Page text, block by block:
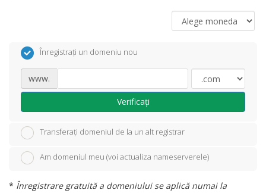
Înregistrați un domeniu nou
www.
Verificați
Transferați domeniul de la un alt registrar
Am domeniul meu (voi actualiza nameserverele)
* Înregistrare gratuită a domeniului se aplică numai la